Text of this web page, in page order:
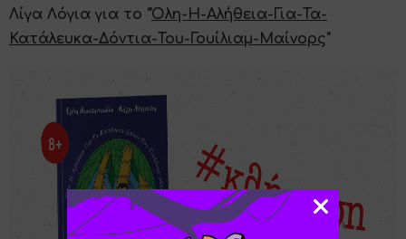
Λίγα Λόγια για το "Όλη-Η-Αλήθεια-Για-Τα-
Κατάλευκα-Δόντια-Του-Γουίλιαμ-Μαίνορς"